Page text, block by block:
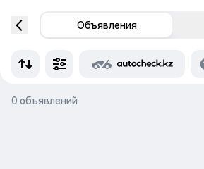
Объявления
0 объявлений